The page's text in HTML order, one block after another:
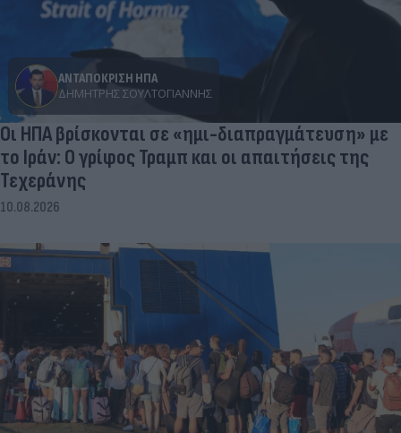
ΑΝΤΑΠΟΚΡΙΣΗ ΗΠΑ
ΔΗΜΉΤΡΗΣ ΣΟΥΛΤΟΓΙΆΝΝΗΣ
Οι ΗΠΑ βρίσκονται σε «ημι-διαπραγμάτευση» με
το Ιράν: Ο γρίφος Τραμπ και οι απαιτήσεις της
Τεχεράνης
10.08.2026